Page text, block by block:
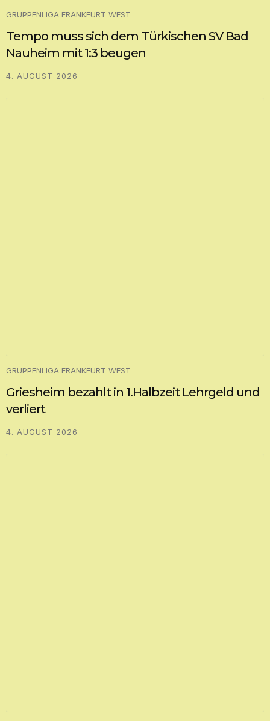
GRUPPENLIGA FRANKFURT WEST
Tempo muss sich dem Türkischen SV Bad
Nauheim mit 1:3 beugen
4. AUGUST 2026
GRUPPENLIGA FRANKFURT WEST
Griesheim bezahlt in 1.Halbzeit Lehrgeld und
verliert
4. AUGUST 2026